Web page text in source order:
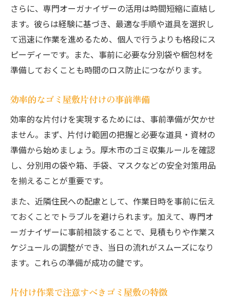
さらに、専門オーガナイザーの活用は時間短縮に直結し
ます。彼らは経験に基づき、最適な手順や道具を選択し
て迅速に作業を進めるため、個人で行うよりも格段にス
ピーディーです。また、事前に必要な分別袋や梱包材を
準備しておくことも時間のロス防止につながります。
効率的なゴミ屋敷片付けの事前準備
効率的な片付けを実現するためには、事前準備が欠かせ
ません。まず、片付け範囲の把握と必要な道具・資材の
準備から始めましょう。厚木市のゴミ収集ルールを確認
し、分別用の袋や箱、手袋、マスクなどの安全対策用品
を揃えることが重要です。
また、近隣住民への配慮として、作業日時を事前に伝え
ておくことでトラブルを避けられます。加えて、専門オ
ーガナイザーに事前相談することで、見積もりや作業ス
ケジュールの調整ができ、当日の流れがスムーズになり
ます。これらの準備が成功の鍵です。
片付け作業で注意すべきゴミ屋敷の特徴